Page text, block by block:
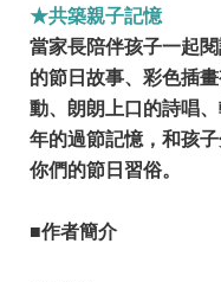
★共築親子記憶
當家長陪伴孩子一起
的節日故事、彩色插
動、朗朗上口的詩唱
年的過節記憶，和孩
你們的節日習俗。
■作者簡介